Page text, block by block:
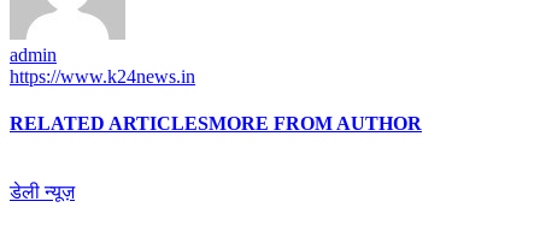
admin
https://www.k24news.in
RELATED ARTICLESMORE FROM AUTHOR
डेली न्यूज़